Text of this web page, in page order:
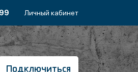
Личный кабинет
Подключиться